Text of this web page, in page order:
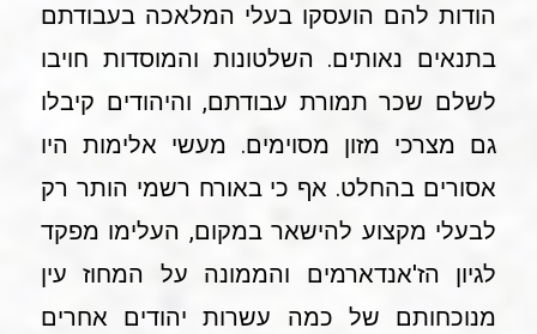
הודות להם הועסקו בעלי המלאכה בעבודתם
בתנאים נאותים. השלטונות והמוסדות חויבו
לשלם שכר תמורת עבודתם, והיהודים קיבלו
גם מצרכי מזון מסוימים. מעשי אלימות היו
אסורים בהחלט. אף כי באורח רשמי הותר רק
לבעלי מקצוע להישאר במקום, העלימו מפקד
לגיון הז'אנדארמים והממונה על המחוז עין
מנוכחותם של כמה עשרות יהודים אחרים